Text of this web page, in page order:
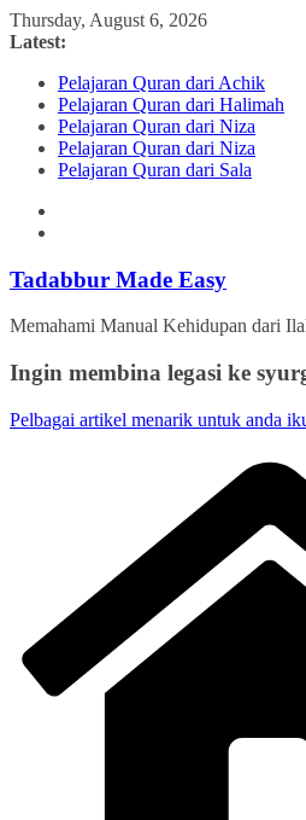
Skip
to
Thursday, August 6, 2026
Latest:
Pelajaran Quran dari Achik
Pelajaran Quran dari Halimah
Pelajaran Quran dari Niza
Pelajaran Quran dari Niza
Pelajaran Quran dari Sala
Tadabbur Made Easy
Memahami Manual Kehidupan dari
Ingin membina legasi ke
Pelbagai artikel menarik untuk anda